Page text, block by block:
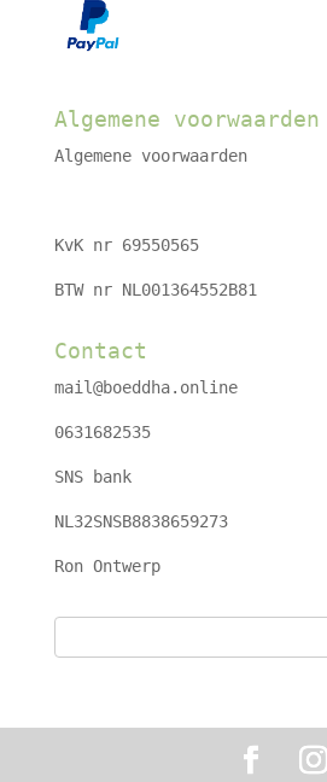
Algemene voorwaarden
Algemene voorwaarden
KvK nr 69550565
BTW nr NL001364552B81
Contact
mail@boeddha.online
0631682535
SNS bank
NL32SNSB8838659273
Ron Ontwerp